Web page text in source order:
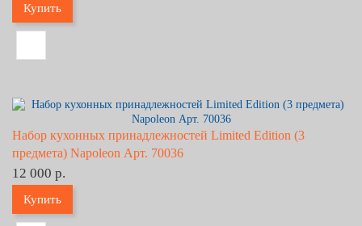
Купить
Набор кухонных принадлежностей Limited Edition (3
предмета) Napoleon Арт. 70036
12 000 р.
Купить